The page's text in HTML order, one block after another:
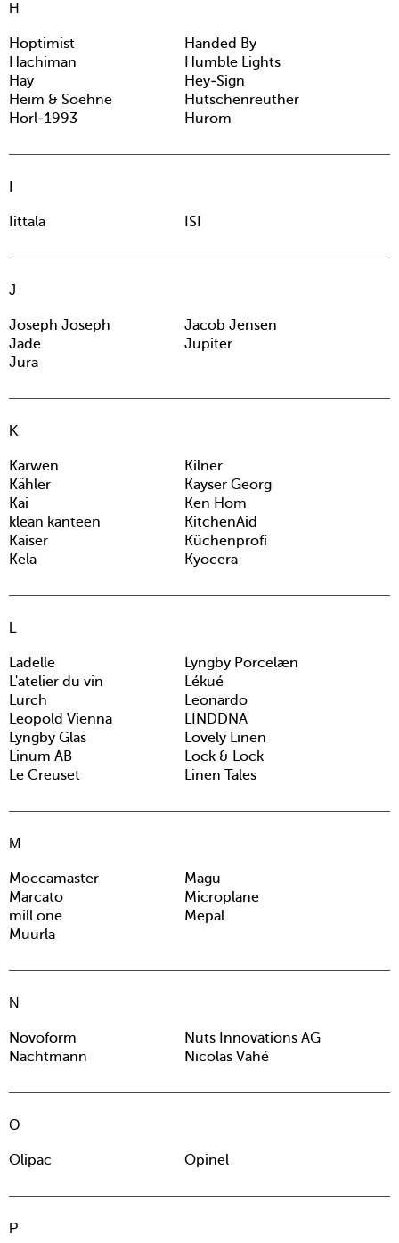
H
Hoptimist
Handed By
Hachiman
Humble Lights
Hay
Hey-Sign
Heim & Soehne
Hutschenreuther
Horl-1993
Hurom
Iittala ISI
J
Joseph Joseph
Jacob Jensen
Jade
Jupiter
Jura
K
Karwen
Kilner
Kähler
Kayser Georg
Kai
Ken Hom
klean kanteen
KitchenAid
Kaiser
Küchenprofi
Kela
Kyocera
L
Ladelle
Lyngby Porcelæn
L'atelier du vin
Lékué
Lurch
Leonardo
Leopold Vienna
LINDDNA
Lyngby Glas
Lovely Linen
Linum AB
Lock & Lock
Le Creuset
Linen Tales
M
Moccamaster
Magu
Marcato
Microplane
mill.one
Mepal
Muurla
N
Novoform
Nuts Innovations AG
Nachtmann
Nicolas Vahé
O
Olipac Opinel
P